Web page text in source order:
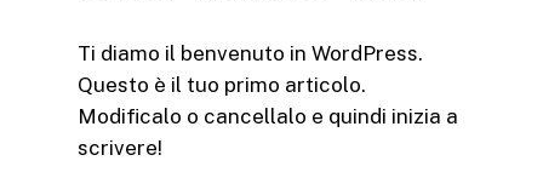
Ti diamo il benvenuto in WordPress.
Questo è il tuo primo articolo.
Modificalo o cancellalo e quindi inizia a
scrivere!